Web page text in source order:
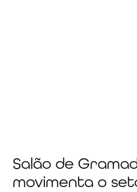
Salão de
movimenta o